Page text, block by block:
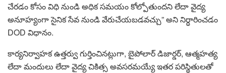
చేరడం కోసం విధి నుండి అధిక సమయం కోల్పోతుందని లేదా వైద్య
అనూహ్యంగా సైనిక సేవ నుండి వేరుచేయబడవచ్చు” అని నిర్ధారించడం
DOD విధానం.
కార్యనిర్వాహక ఉత్తర్వు గుర్తించినట్లుగా, బైపోలార్ డిజార్డర్, ఆత్మహత్య
లేదా మందులు లేదా వైద్య చికిత్స అవసరమయ్యే ఇతర పరిస్థితులతో